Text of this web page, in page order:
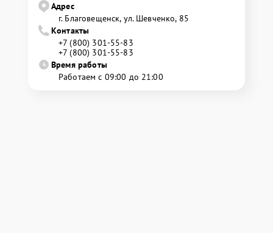
Адрес
г. Благовещенск, ул. Шевченко, 85
Контакты
+7 (800) 301-55-83
+7 (800) 301-55-83
Время работы
Работаем с 09:00 до 21:00